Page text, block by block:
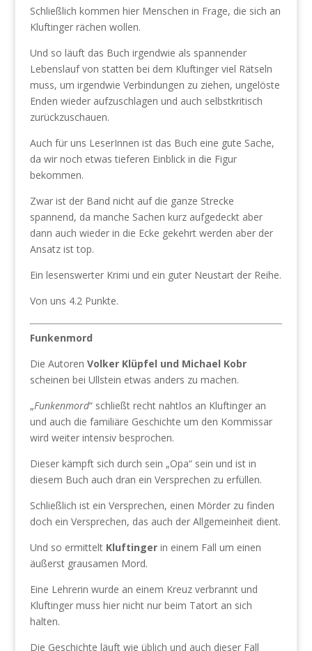
Schließlich kommen hier Menschen in Frage, die sich an
Kluftinger rächen wollen.
Und so läuft das Buch irgendwie als spannender
Lebenslauf von statten bei dem Kluftinger viel Rätseln
muss, um irgendwie Verbindungen zu ziehen, ungelöste
Enden wieder aufzuschlagen und auch selbstkritisch
zurückzuschauen.
Auch für uns LeserInnen ist das Buch eine gute Sache,
da wir noch etwas tieferen Einblick in die Figur
bekommen.
Zwar ist der Band nicht auf die ganze Strecke
spannend, da manche Sachen kurz aufgedeckt aber
dann auch wieder in die Ecke gekehrt werden aber der
Ansatz ist top.
Ein lesenswerter Krimi und ein guter Neustart der Reihe.
Von uns 4.2 Punkte.
Funkenmord
Die Autoren Volker Klüpfel und Michael Kobr
scheinen bei Ullstein etwas anders zu machen.
„Funkenmord“ schließt recht nahtlos an Kluftinger an
und auch die familiäre Geschichte um den Kommissar
wird weiter intensiv besprochen.
Dieser kämpft sich durch sein „Opa“ sein und ist in
diesem Buch auch dran ein Versprechen zu erfüllen.
Schließlich ist ein Versprechen, einen Mörder zu finden
doch ein Versprechen, das auch der Allgemeinheit dient.
Und so ermittelt Kluftingerin einem Fall um einen
äußerst grausamen Mord.
Eine Lehrerin wurde an einem Kreuz verbrannt und
Kluftinger muss hier nicht nur beim Tatort an sich
halten.
Die Geschichte läuft wie üblich und auch dieser Fall